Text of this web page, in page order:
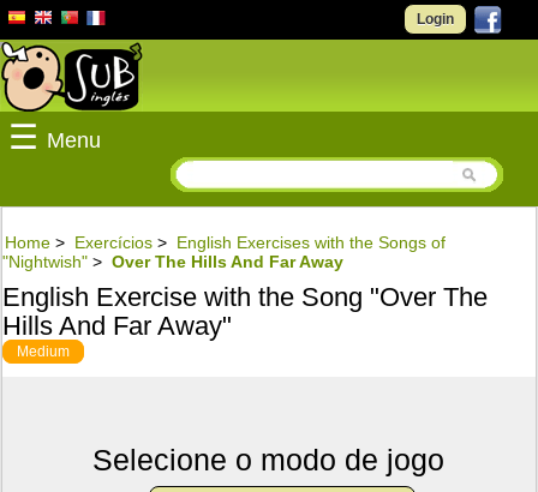
Login
☰ Menu
Home > Exercícios > English Exercises with the Songs of
"Nightwish" > Over The Hills And Far Away
English Exercise with the Song "Over The
Hills And Far Away"
Medium
Selecione o modo de jogo